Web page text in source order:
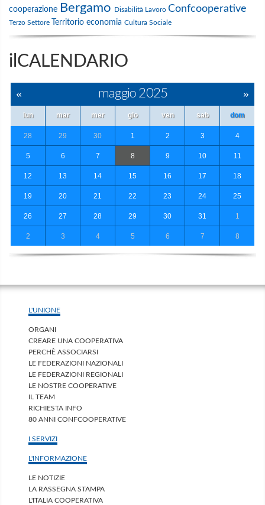
cooperazione Bergamo Disabilità Lavoro Confcooperative
Terzo Settore Territorio economia Cultura Sociale
ilCALENDARIO
« maggio 2025 »
lun mar mer gio ven sab dom
28 29 30 1 2 3 4
5 6 7 8 9 10 11
12 13 14 15 16 17 18
19 20 21 22 23 24 25
26 27 28 29 30 31 1
2 3 4 5 6 7 8
L'UNIONE
ORGANI
CREARE UNA COOPERATIVA
PERCHÈ ASSOCIARSI
LE FEDERAZIONI NAZIONALI
LE FEDERAZIONI REGIONALI
LE NOSTRE COOPERATIVE
IL TEAM
RICHIESTA INFO
80 ANNI CONFCOOPERATIVE
I SERVIZI
L'INFORMAZIONE
LE NOTIZIE
LA RASSEGNA STAMPA
L'ITALIA COOPERATIVA